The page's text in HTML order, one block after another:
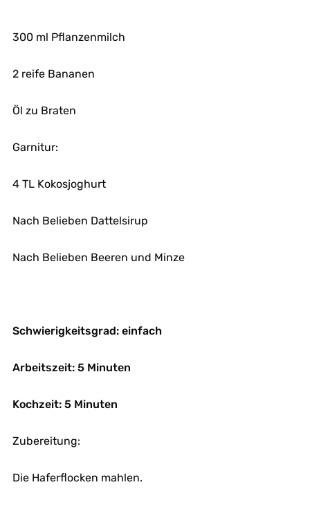
300 ml Pflanzenmilch
2 reife Bananen
Öl zu Braten
Garnitur:
4 TL Kokosjoghurt
Nach Belieben Dattelsirup
Nach Belieben Beeren und Minze
Schwierigkeitsgrad: einfach
Arbeitszeit: 5 Minuten
Kochzeit: 5 Minuten
Zubereitung:
Die Haferflocken mahlen.